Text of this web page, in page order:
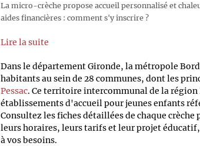
La micro-crèche propose accueil personnalisé et
aides financières : comment s'y inscrire ?
Lire la suite
Dans le département Gironde, la métropole
habitants au sein de 28 communes, dont les
Pessac. Ce territoire intercommunal de la
établissements d'accueil pour jeunes enfants
Consultez les fiches détaillées de chaque
leurs horaires, leurs tarifs et leur projet
à vos besoins.